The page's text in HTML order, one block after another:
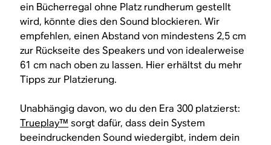
ein Bücherregal ohne Platz rundherum gestellt
wird, könnte dies den Sound blockieren. Wir
empfehlen, einen Abstand von mindestens 2,5 cm
zur Rückseite des Speakers und von idealerweise
61 cm nach oben zu lassen. Hier erhältst du mehr
Tipps zur Platzierung.
Unabhängig davon, wo du den Era 300 platzierst:
Trueplay™ sorgt dafür, dass dein System
beeindruckenden Sound wiedergibt, indem dein